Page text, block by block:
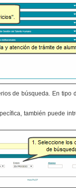
de búsqueda. En tipo
también puede